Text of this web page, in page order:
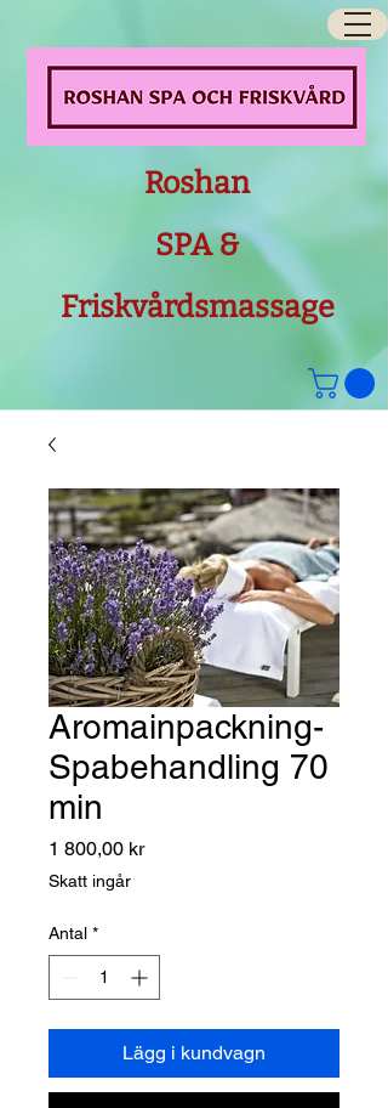
Roshan
SPA &
Friskvårdsmassage
Aromainpackning-
Spabehandling 70
min
1 800,00 krPris
Skatt ingår
Antal *
Lägg i kundvagn